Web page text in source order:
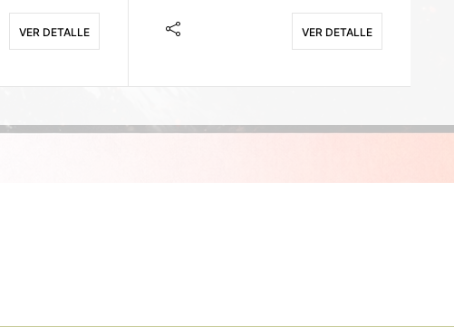
VER DETALLE VER DETALLE